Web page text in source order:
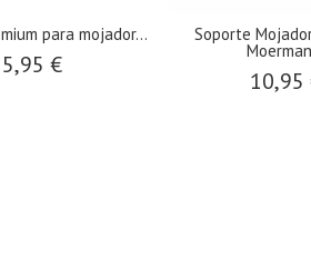
para mojador...
5,95 €
Soporte
10,95